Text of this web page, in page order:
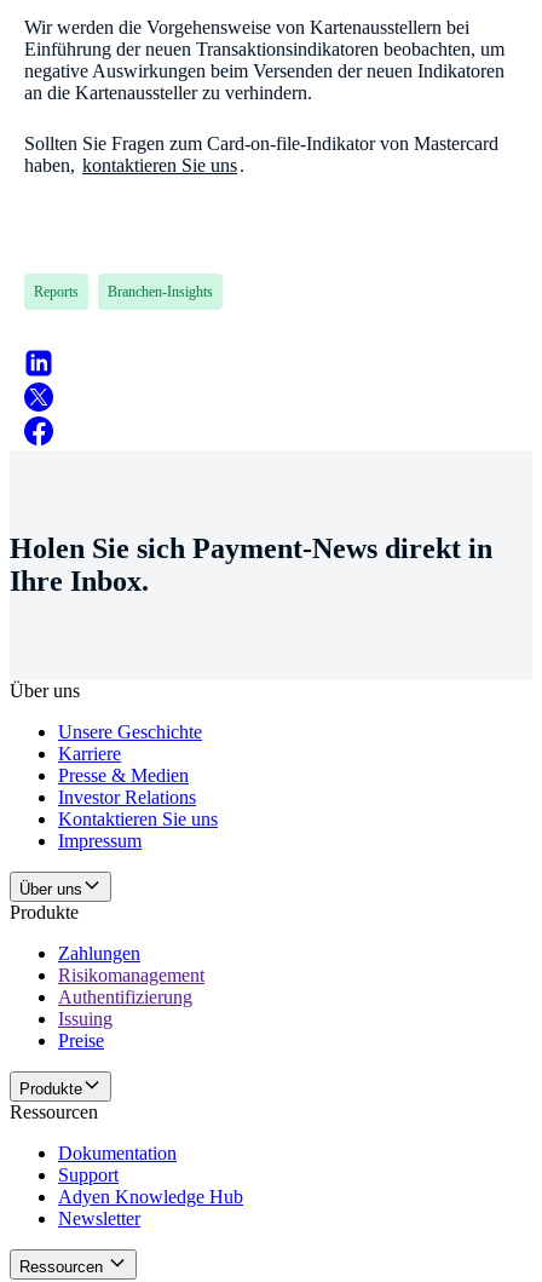
Wir werden die Vorgehensweise von Kartenausstellern bei
Einführung der neuen Transaktionsindikatoren beobachten, um
negative Auswirkungen beim Versenden der neuen Indikatoren
an die Kartenaussteller zu verhindern.
Sollten Sie Fragen zum Card-on-file-Indikator von Mastercard
haben, kontaktieren Sie uns.
Reports Branchen-Insights
Holen Sie sich Payment-News direkt in
Ihre Inbox.
Über uns
Unsere Geschichte
Karriere
Presse & Medien
Investor Relations
Kontaktieren Sie uns
Impressum
Über uns
Produkte
Zahlungen
Risikomanagement
Authentifizierung
Issuing
Preise
Produkte
Ressourcen
Dokumentation
Support
Adyen Knowledge Hub
Newsletter
Ressourcen